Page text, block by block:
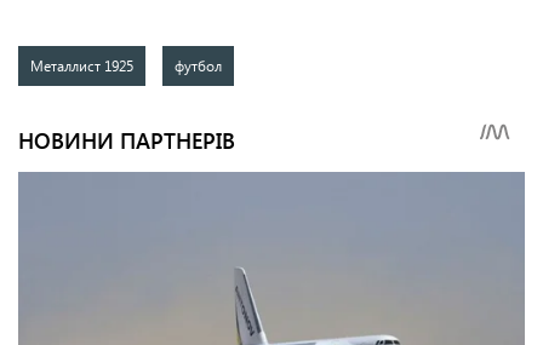
Металлист 1925 футбол